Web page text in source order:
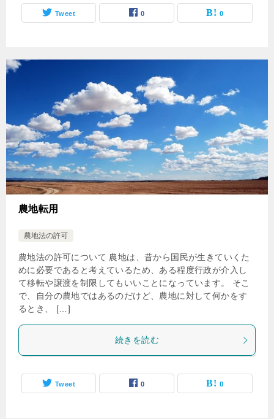
Tweet 0 0
農地転用
農地法の許可
農地法の許可について 農地は、昔から国民が生きていくた
めに必要であると考えているため、ある程度行政が介入し
て移転や譲渡を制限してもいいことになっています。 そこ
で、自分の農地ではあるのだけど、農地に対して何かをす
るとき、 […]
続きを読む
Tweet 0 0